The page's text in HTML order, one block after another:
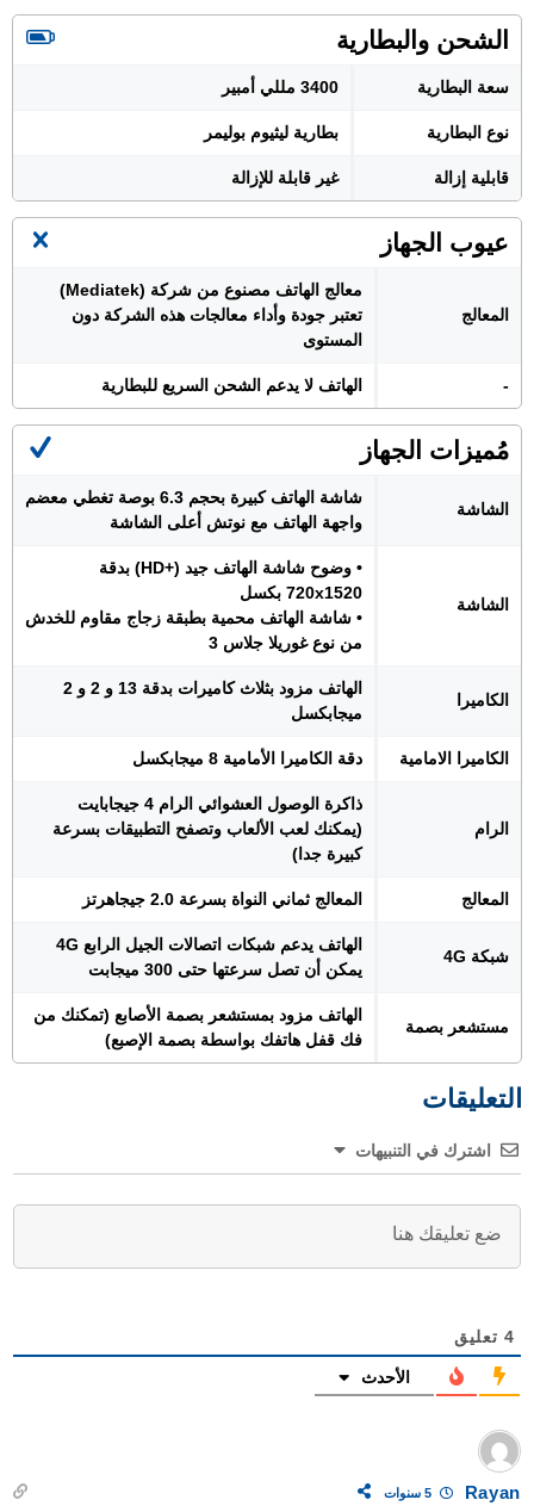
الشحن والبطارية
سعة البطارية 3400 مللي أمبير
نوع البطارية بطارية ليثيوم بوليمر
قابلية إزالة غير قابلة للإزالة
عيوب الجهاز
المعالج
معالج الهاتف مصنوع من شركة (Mediatek)
تعتبر جودة وأداء معالجات هذه الشركة دون
المستوى
- الهاتف لا يدعم الشحن السريع للبطارية
مُميزات الجهاز
الشاشة
شاشة الهاتف كبيرة بحجم 6.3 بوصة تغطي معضم
واجهة الهاتف مع نوتش أعلى الشاشة
الشاشة
• وضوح شاشة الهاتف جيد (+HD) بدقة
720x1520 بكسل
• شاشة الهاتف محمية بطبقة زجاج مقاوم للخدش
من نوع غوريلا جلاس 3
الكاميرا
الهاتف مزود بثلاث كاميرات بدقة 13 و 2 و 2
ميجابكسل
الكاميرا الامامية دقة الكاميرا الأمامية 8 ميجابكسل
الرام
ذاكرة الوصول العشوائي الرام 4 جيجابايت
(يمكنك لعب الألعاب وتصفح التطبيقات بسرعة
كبيرة جدا)
المعالج المعالج ثماني النواة بسرعة 2.0 جيجاهرتز
شبكة 4G
الهاتف يدعم شبكات اتصالات الجيل الرابع 4G
يمكن أن تصل سرعتها حتى 300 ميجابت
مستشعر بصمة
الهاتف مزود بمستشعر بصمة الأصابع (تمكنك من
فك قفل هاتفك بواسطة بصمة الإصبع)
التعليقات
اشترك في التنبيهات
4 تعليق
الأحدث
Rayan 5 سنوات